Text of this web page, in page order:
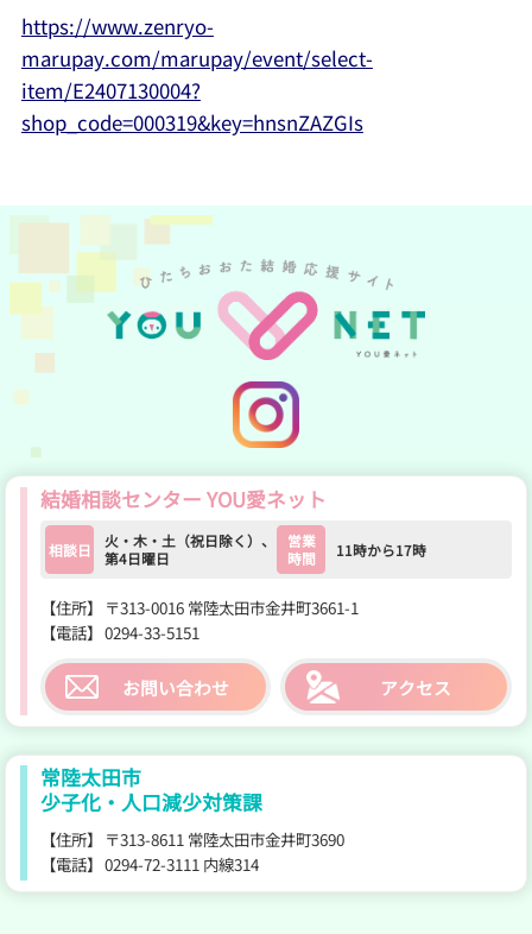
https://www.zenryo-
marupay.com/marupay/event/select-
item/E2407130004?
shop_code=000319&key=hnsnZAZGIs
結婚相談センター YOU愛ネット
相談日
火・木・土（祝日除く）、
第4日曜日
営業
時間
11時から17時
【住所】 〒313-0016 常陸太田市金井町3661-1
【電話】 0294-33-5151
お問い合わせ アクセス
常陸太田市
少子化・人口減少対策課
【住所】 〒313-8611 常陸太田市金井町3690
【電話】 0294-72-3111 内線314